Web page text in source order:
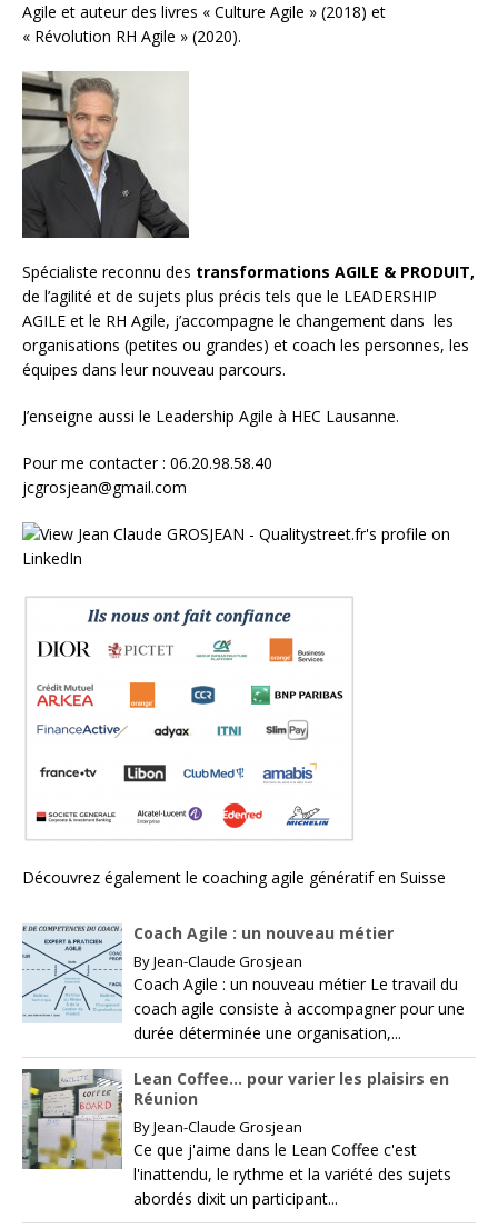
Agile et auteur des livres « Culture Agile » (2018) et
« Révolution RH Agile » (2020).
Spécialiste reconnu des transformations AGILE & PRODUIT,
de l’agilité et de sujets plus précis tels que le LEADERSHIP
AGILE et le RH Agile, j’accompagne le changement dans les
organisations (petites ou grandes) et coach les personnes, les
équipes dans leur nouveau parcours.
J’enseigne aussi le Leadership Agile à HEC Lausanne.
Pour me contacter : 06.20.98.58.40
jcgrosjean@gmail.com
Découvrez également le coaching agile génératif en Suisse
Coach Agile : un nouveau métier
ByJean-Claude Grosjean
Coach Agile : un nouveau métier Le travail du
coach agile consiste à accompagner pour une
durée déterminée une organisation,...
Lean Coffee… pour varier les plaisirs en
Réunion
ByJean-Claude Grosjean
Ce que j'aime dans le Lean Coffee c'est
l'inattendu, le rythme et la variété des sujets
abordés dixit un participant...